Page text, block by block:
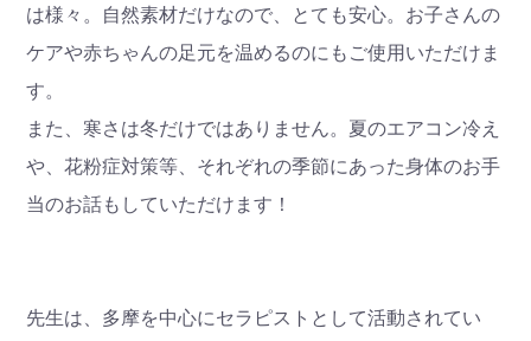
は様々。自然素材だけなので、とても安心。お子さんの
ケアや赤ちゃんの足元を温めるのにもご使用いただけま
す。
また、寒さは冬だけではありません。夏のエアコン冷え
や、花粉症対策等、それぞれの季節にあった身体のお手
当のお話もしていただけます！
先生は、多摩を中心にセラピストとして活動されてい